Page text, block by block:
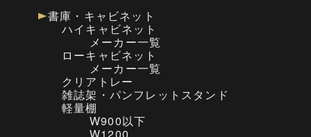
書庫・キャビネット
ハイキャビネット
メーカー一覧
ローキャビネット
メーカー一覧
クリアトレー
雑誌架・パンフレットスタンド
軽量棚
W900以下
W1200